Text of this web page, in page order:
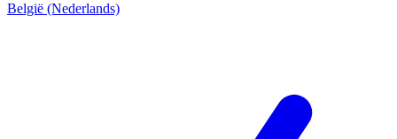
België (Nederlands)